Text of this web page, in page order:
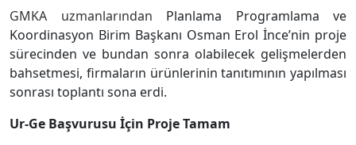
GMKA uzmanlarından Planlama Programlama ve
Koordinasyon Birim Başkanı Osman Erol İnce’nin proje
sürecinden ve bundan sonra olabilecek gelişmelerden
bahsetmesi, firmaların ürünlerinin tanıtımının yapılması
sonrası toplantı sona erdi.
Ur-Ge Başvurusu İçin Proje Tamam